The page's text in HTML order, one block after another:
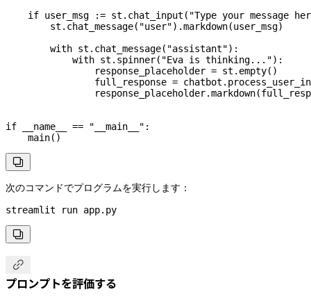
    if
user_msg := st.chat_input( "Type your message
        st.chat_message(
"user").markdown(user_msg)
        with
st.chat_message( "assistant"):
            with
st.spinner( "Eva is thinking..."):
                response_placeholder
= st.empty()
                full_response
=
if __name__ == "__main__" :
    main()

次のコマンドでプログラムを実行します：
streamlit run app.py


プロンプトを評価する